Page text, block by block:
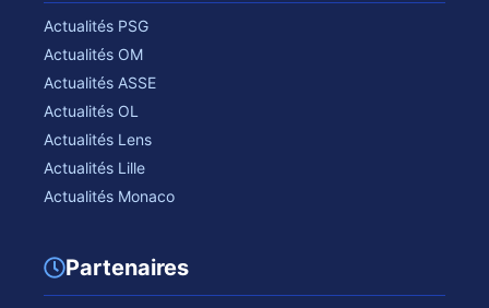
Actualités PSG
Actualités OM
Actualités ASSE
Actualités OL
Actualités Lens
Actualités Lille
Actualités Monaco
Partenaires